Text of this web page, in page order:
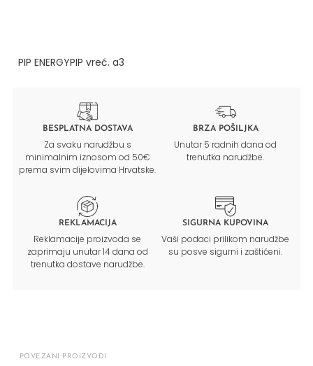
PIP ENERGYPIP vreć. a3
BESPLATNA DOSTAVA
Za svaku narudžbu s
minimalnim iznosom od 50€
prema svim dijelovima Hrvatske.
BRZA POŠILJKA
Unutar 5 radnih dana od
trenutka narudžbe.
REKLAMACIJA
Reklamacije proizvoda se
zaprimaju unutar 14 dana od
trenutka dostave narudžbe.
SIGURNA KUPOVINA
Vaši podaci prilikom narudžbe
su posve sigurni i zaštićeni.
POVEZANI PROIZVODI